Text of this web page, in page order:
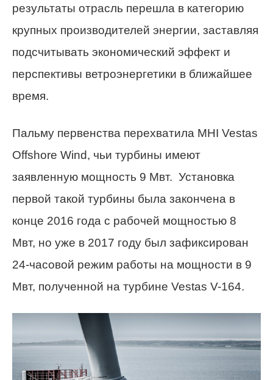
результаты отрасль перешла в категорию
крупных производителей энергии, заставляя
подсчитывать экономический эффект и
перспективы ветроэнергетики в ближайшее
время.
Пальму первенства перехватила MHI Vestas
Offshore Wind, чьи турбины имеют
заявленную мощность 9 Мвт. Установка
первой такой турбины была закончена в
конце 2016 года с рабочей мощностью 8
Мвт, но уже в 2017 году был зафиксирован
24-часовой режим работы на мощности в 9
Мвт, полученной на турбине Vestas V-164.